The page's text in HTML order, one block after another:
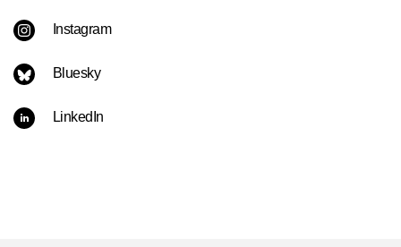
Instagram
Bluesky
LinkedIn